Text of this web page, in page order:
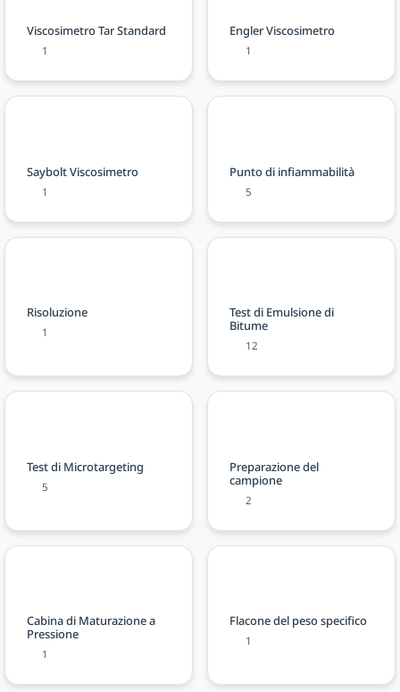
Viscosimetro Tar Standard
1
Engler Viscosimetro
1
Saybolt Viscosimetro
1
Punto di infiammabilità
5
Risoluzione
1
Test di Emulsione di
Bitume
12
Test di Microtargeting
5
Preparazione del
campione
2
Cabina di Maturazione a
Pressione
1
Flacone del peso specifico
1